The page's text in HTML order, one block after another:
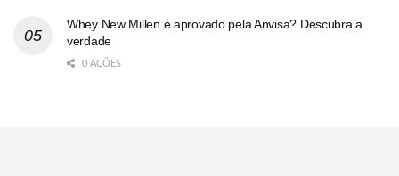
Whey New Millen é aprovado pela Anvisa? Descubra a
verdade
0 AÇÕES